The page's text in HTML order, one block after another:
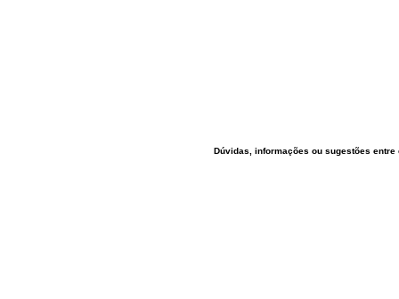
Dúvidas, informações ou sugestões